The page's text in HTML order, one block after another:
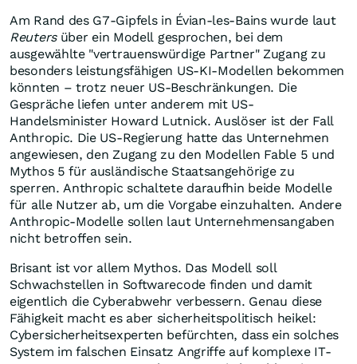
Am Rand des G7-Gipfels in Évian-les-Bains wurde laut
Reutersüber ein Modell gesprochen, bei dem
ausgewählte "vertrauenswürdige Partner" Zugang zu
besonders leistungsfähigen US-KI-Modellen bekommen
könnten – trotz neuer US-Beschränkungen. Die
Gespräche liefen unter anderem mit US-
Handelsminister Howard Lutnick. Auslöser ist der Fall
Anthropic. Die US-Regierung hatte das Unternehmen
angewiesen, den Zugang zu den Modellen Fable 5 und
Mythos 5 für ausländische Staatsangehörige zu
sperren. Anthropic schaltete daraufhin beide Modelle
für alle Nutzer ab, um die Vorgabe einzuhalten. Andere
Anthropic-Modelle sollen laut Unternehmensangaben
nicht betroffen sein.
Brisant ist vor allem Mythos. Das Modell soll
Schwachstellen in Softwarecode finden und damit
eigentlich die Cyberabwehr verbessern. Genau diese
Fähigkeit macht es aber sicherheitspolitisch heikel:
Cybersicherheitsexperten befürchten, dass ein solches
System im falschen Einsatz Angriffe auf komplexe IT-